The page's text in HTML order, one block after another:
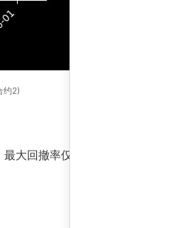
约2)
大回撤率仅7.4%，远低于同类策略